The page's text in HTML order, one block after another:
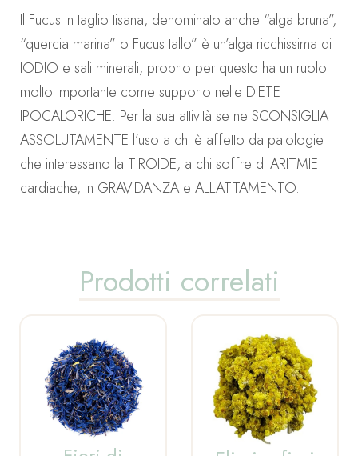
Il Fucus in taglio tisana, denominato anche “alga bruna”,
“quercia marina” o Fucus tallo” è un’alga ricchissima di
IODIO e sali minerali, proprio per questo ha un ruolo
molto importante come supporto nelle DIETE
IPOCALORICHE. Per la sua attività se ne SCONSIGLIA
ASSOLUTAMENTE l’uso a chi è affetto da patologie
che interessano la TIROIDE, a chi soffre di ARITMIE
cardiache, in GRAVIDANZA e ALLATTAMENTO.
Prodotti correlati